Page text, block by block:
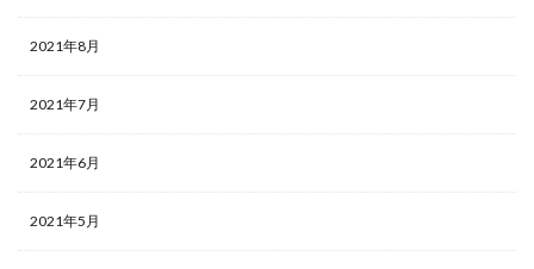
2021年8月
2021年7月
2021年6月
2021年5月